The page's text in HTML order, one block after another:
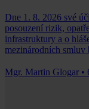
Dne 1. 8. 2026 své
posouzení rizik,
infrastruktury a o
mezinárodních
Mgr. Martin Glogar •